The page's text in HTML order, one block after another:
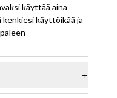
käyttää aina
käyttöikää ja